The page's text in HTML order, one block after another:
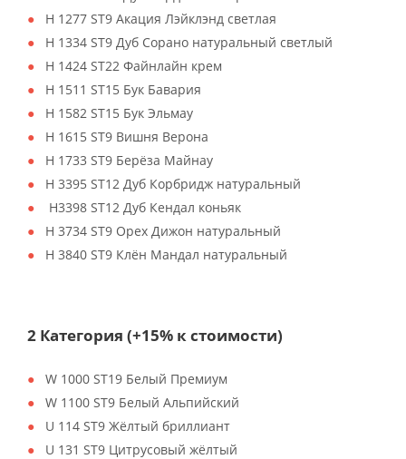
H 1277 ST9 Акация Лэйклэнд светлая
H 1334 ST9 Дуб Сорано натуральный светлый
H 1424 ST22 Файнлайн крем
H 1511 ST15 Бук Бавария
H 1582 ST15 Бук Эльмау
H 1615 ST9 Вишня Верона
H 1733 ST9 Берёза Майнау
H 3395 ST12 Дуб Корбридж натуральный
H3398 ST12 Дуб Кендал коньяк
H 3734 ST9 Орех Дижон натуральный
H 3840 ST9 Клён Мандал натуральный
2 Категория (+15% к стоимости)
W 1000 ST19 Белый Премиум
W 1100 ST9 Белый Альпийский
U 114 ST9 Жёлтый бриллиант
U 131 ST9 Цитрусовый жёлтый